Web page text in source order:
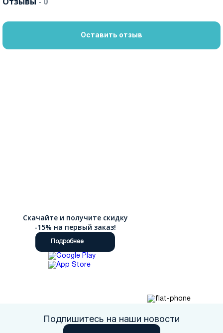
Оставить отзыв
Скачайте и получите скидку
-15% на первый заказ!
Подробнее
Подпишитесь на наши новости